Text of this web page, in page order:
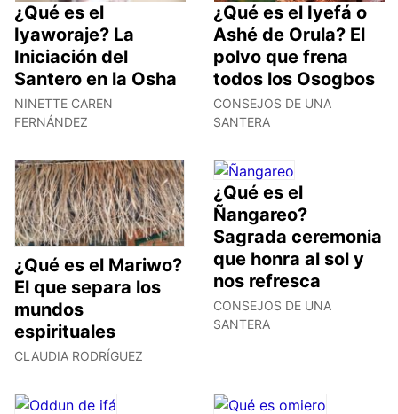
¿Qué es el
Iyaworaje? La
Iniciación del
Santero en la Osha
NINETTE CAREN
FERNÁNDEZ
¿Qué es el Iyefá o
Ashé de Orula? El
polvo que frena
todos los Osogbos
CONSEJOS DE UNA
SANTERA
¿Qué es el Mariwo?
El que separa los
mundos
espirituales
CLAUDIA RODRÍGUEZ
¿Qué es el
Ñangareo?
Sagrada ceremonia
que honra al sol y
nos refresca
CONSEJOS DE UNA
SANTERA